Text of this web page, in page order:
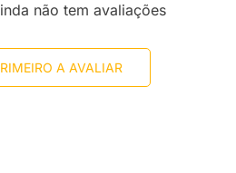
não tem avaliações
A AVALIAR